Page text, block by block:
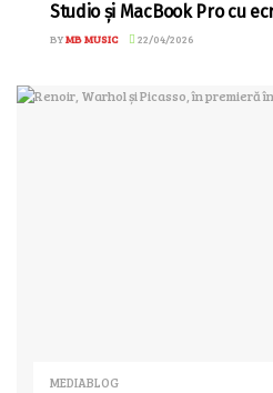
Studio și MacBook Pro cu
BYMB MUSIC 22/04/2026
MEDIABLOG